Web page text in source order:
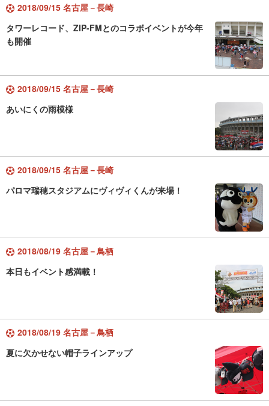
2018/09/15 名古屋－長崎
タワーレコード、ZIP-FMとのコラボイベントが今年
も開催
2018/09/15 名古屋－長崎
あいにくの雨模様
2018/09/15 名古屋－長崎
パロマ瑞穂スタジアムにヴィヴィくんが来場！
2018/08/19 名古屋－鳥栖
本日もイベント感満載！
2018/08/19 名古屋－鳥栖
夏に欠かせない帽子ラインアップ